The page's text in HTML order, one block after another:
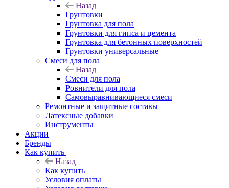
Назад
Грунтовки
Грунтовка для пола
Грунтовки для гипса и цемента
Грунтовка для бетонных поверхностей
Грунтовки универсальные
Смеси для пола
Назад
Смеси для пола
Ровнители для пола
Самовыравнивающиеся смеси
Ремонтные и защитные составы
Латексные добавки
Инструменты
Акции
Бренды
Как купить
Назад
Как купить
Условия оплаты